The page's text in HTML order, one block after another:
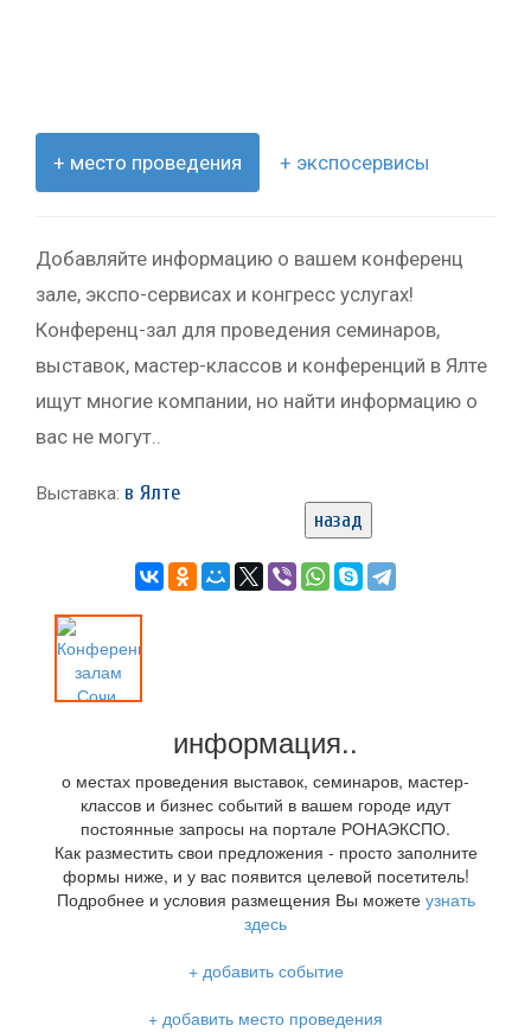
+ место проведения + экспосервисы
Добавляйте информацию о вашем конференц
зале, экспо-сервисах и конгресс услугах!
Конференц-зал для проведения семинаров,
выставок, мастер-классов и конференций в Ялте
ищут многие компании, но найти информацию о
вас не могут..
Выставка: в Ялте
назад
информация..
о местах проведения выставок, семинаров, мастер-
классов и бизнес событий в вашем городе идут
постоянные запросы на портале РОНАЭКСПО.
Как разместить свои предложения - просто заполните
формы ниже, и у вас появится целевой посетитель!
Подробнее и условия размещения Вы можете узнать
здесь
+ добавить событие
+ добавить место проведения